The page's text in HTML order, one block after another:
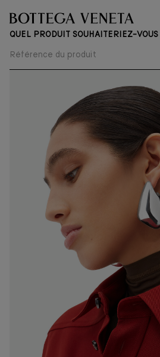
QUEL PRODUIT SOUHAITERIEZ-